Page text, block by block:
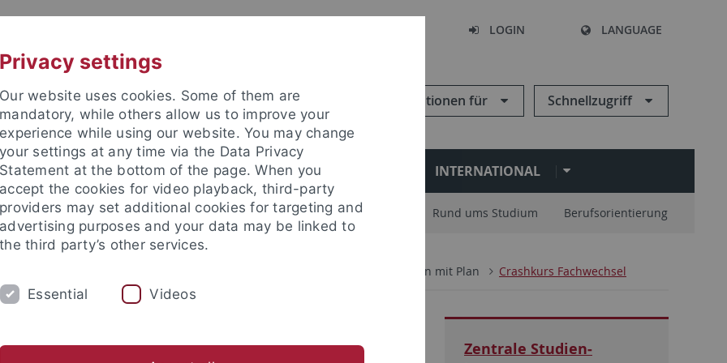
LOGIN LANGUAGE
Informationen für Schnellzugriff
FORSCHUNG EINRICHTUNGEN INTERNATIONAL
und Immatrikulation Beratung und Info Studienorganisation Rund ums Studium Berufsorientierung
Info Studieren mit Plan Crashkurs Fachwechsel
Zentrale Studien­
Privacy settings
Our website uses cookies. Some of them are
mandatory, while others allow us to improve your
experience while using our website. You may change
your settings at any time via the Data Privacy
Statement at the bottom of the page. When you
accept the cookies for video playback, third-party
providers may set additional cookies for targeting and
advertising purposes and your data may be linked to
the third party’s other services.
Essential Videos